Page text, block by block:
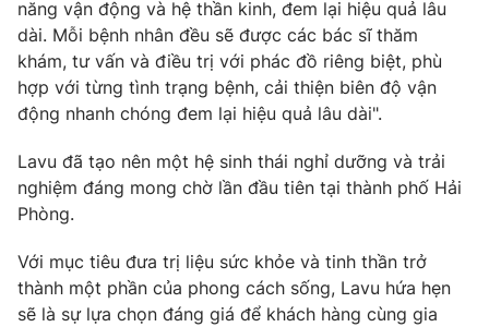
năng vận động và hệ thần kinh, đem lại hiệu quả lâu
dài. Mỗi bệnh nhân đều sẽ được các bác sĩ thăm
khám, tư vấn và điều trị với phác đồ riêng biệt, phù
hợp với từng tình trạng bệnh, cải thiện biên độ vận
động nhanh chóng đem lại hiệu quả lâu dài".
Lavu đã tạo nên một hệ sinh thái nghỉ dưỡng và trải
nghiệm đáng mong chờ lần đầu tiên tại thành phố Hải
Phòng.
Với mục tiêu đưa trị liệu sức khỏe và tinh thần trở
thành một phần của phong cách sống, Lavu hứa hẹn
sẽ là sự lựa chọn đáng giá để khách hàng cùng gia